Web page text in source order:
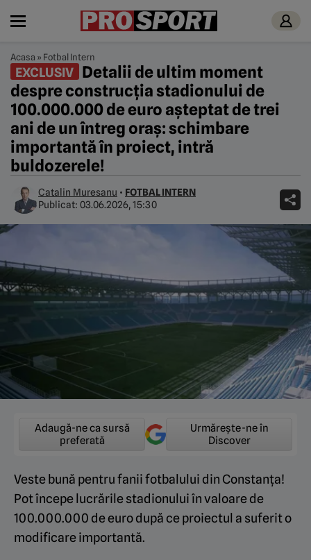
Acasa » Fotbal Intern
EXCLUSIV Detalii de ultim moment
despre construcția stadionului de
100.000.000 de euro așteptat de trei
ani de un întreg oraș: schimbare
importantă în proiect, intră
buldozerele!
Catalin Muresanu • FOTBAL INTERN
Publicat: 03.06.2026, 15:30
Adaugă-ne ca sursă
preferată
Urmărește-ne în
Discover
Veste bună pentru fanii fotbalului din Constanța!
Pot începe lucrările stadionului în valoare de
100.000.000 de euro după ce proiectul a suferit o
modificare importantă.